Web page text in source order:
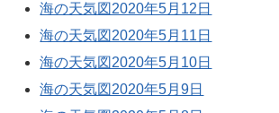
海の天気図2020年5月12日
海の天気図2020年5月11日
海の天気図2020年5月10日
海の天気図2020年5月9日